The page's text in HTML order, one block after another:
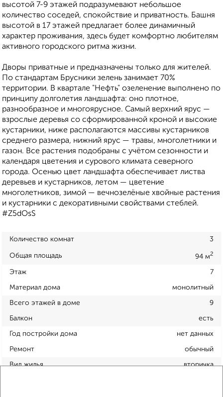
высотой 7-9 этажей подразумевают небольшое
количество соседей, спокойствие и приватность. Башня
высотой в 17 этажей предлагает более динамичный
характер проживания, здесь будет комфортно любителям
активного городского ритма жизни.
Дворы приватные и предназначены только для жителей.
По стандартам Брусники зелень занимает 70%
территории. В квартале "Нефть" озеленение выполнено по
принципу долголетия ландшафта: оно плотное,
разнообразное и многоярусное. Самый верхний ярус —
взрослые деревья со сформированной кроной и высокие
кустарники, ниже располагаются массивы кустарников
среднего размера, нижний ярус — травы, многолетники и
газон. Все растения подобраны с учётом сезонности и
календаря цветения и сурового климата северного
города. Осенью цвет ландшафта обеспечивает листва
деревьев и кустарников, летом — цветение
многолетников, зимой — вечнозелёные хвойные растения
и кустарники с декоративными свойствами стеблей.
#Z5dOsS
Количество комнат 3
Общая площадь 94 м2
Этаж 7
Материал дома монолитный
Всего этажей в доме 9
Балкон есть
Год постройки дома нет данных
Ремонт обычный
Вид жилья вторичка